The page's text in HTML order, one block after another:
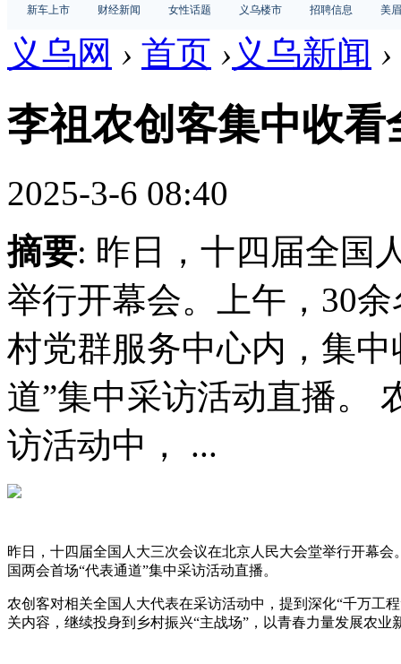
新车上市
财经新闻 女性话题 义乌楼市 招聘信息 美
义乌网 › 首页 › 义乌新闻 ›
李祖农创客集中收看
2025-3-6 08:40
摘要: 昨日，十四届全国
举行开幕会。上午，30
村党群服务中心内，集
道”集中采访活动直播。
访活动中， ...
昨日，十四届全国人大三次会议在北京人民大会堂举行开幕
国两会首场“代表通道”集中采访活动直播。
农创客对相关全国人大代表在采访活动中，提到深化“千万工
关内容，继续投身到乡村振兴“主战场”，以青春力量发展农业